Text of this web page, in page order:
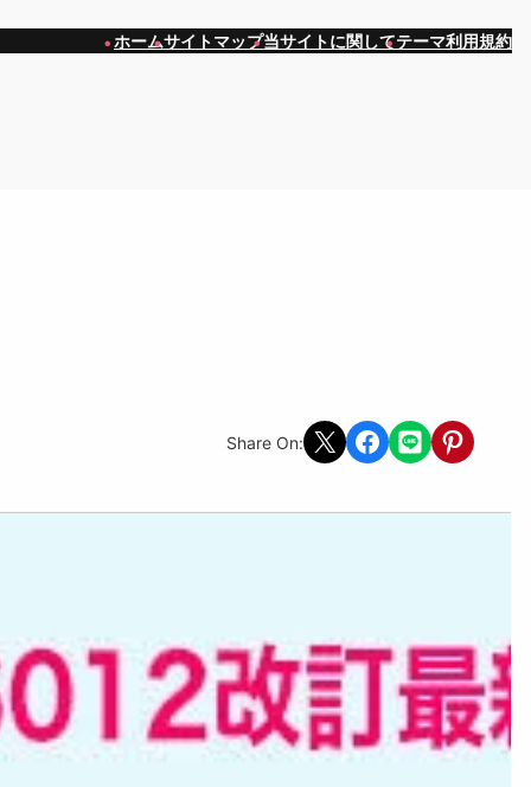
ホームサイトマップ当サイトに関してテーマ利用規約
Share On: Share on X Share on Facebook
Share on LINEShare on